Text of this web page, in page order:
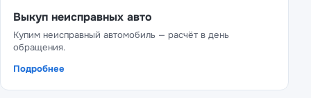
Выкуп неисправных авто
Купим неисправный автомобиль — расчёт в день
обращения.
Подробнее